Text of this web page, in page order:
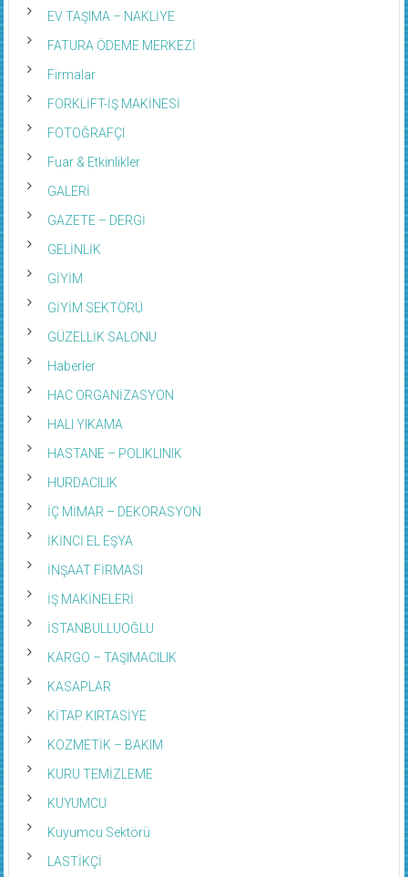
EV TAŞIMA – NAKLİYE
FATURA ÖDEME MERKEZİ
Firmalar
FORKLİFT-İŞ MAKİNESİ
FOTOĞRAFÇI
Fuar & Etkinlikler
GALERİ
GAZETE – DERGİ
GELİNLİK
GİYİM
GİYİM SEKTÖRÜ
GÜZELLİK SALONU
Haberler
HAC ORGANİZASYON
HALI YIKAMA
HASTANE – POLIKLINIK
HURDACILIK
İÇ MİMAR – DEKORASYON
İKİNCİ EL EŞYA
İNŞAAT FİRMASI
İŞ MAKİNELERİ
İSTANBULLUOĞLU
KARGO – TAŞIMACILIK
KASAPLAR
KİTAP KIRTASİYE
KOZMETİK – BAKIM
KURU TEMİZLEME
KUYUMCU
Kuyumcu Sektörü
LASTİKÇİ